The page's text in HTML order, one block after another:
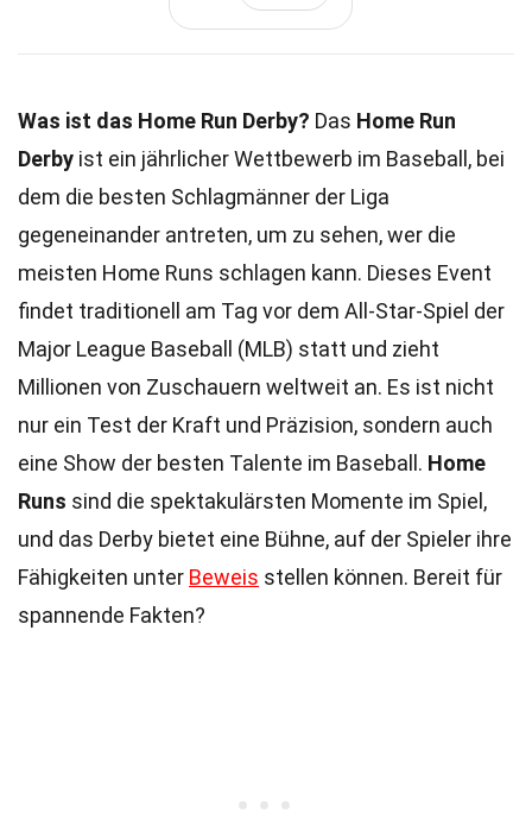
Was ist das Home Run Derby? Das Home Run
Derby ist ein jährlicher Wettbewerb im Baseball, bei
dem die besten Schlagmänner der Liga
gegeneinander antreten, um zu sehen, wer die
meisten Home Runs schlagen kann. Dieses Event
findet traditionell am Tag vor dem All-Star-Spiel der
Major League Baseball (MLB) statt und zieht
Millionen von Zuschauern weltweit an. Es ist nicht
nur ein Test der Kraft und Präzision, sondern auch
eine Show der besten Talente im Baseball. Home
Runs sind die spektakulärsten Momente im Spiel,
und das Derby bietet eine Bühne, auf der Spieler ihre
Fähigkeiten unter Beweis stellen können. Bereit für
spannende Fakten?